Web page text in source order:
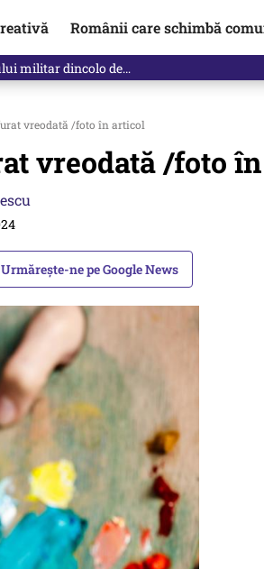
Românii care schimbă
militar dincolo de…
vreodată /foto în articol
vreodată /foto
Urmărește-ne pe Google News